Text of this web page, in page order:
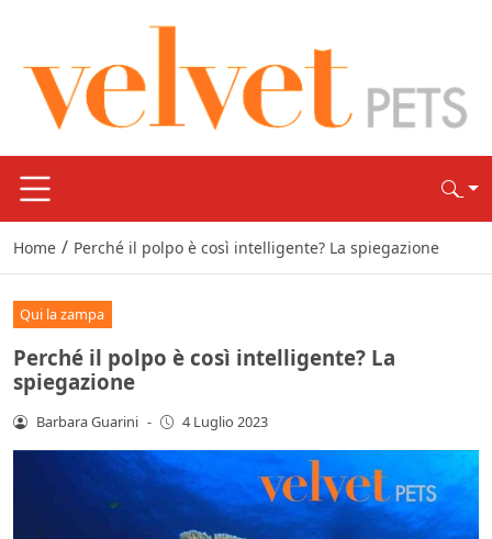
Home / Perché il polpo è così intelligente? La spiegazione
Qui la zampa
Perché il polpo è così intelligente? La
spiegazione
Barbara Guarini - 4 Luglio 2023